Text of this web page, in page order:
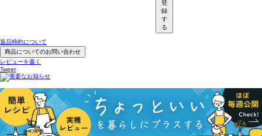
登
録
す
る
返品特約について
商品についてのお問い合わせ
レビューを書く
Tweet